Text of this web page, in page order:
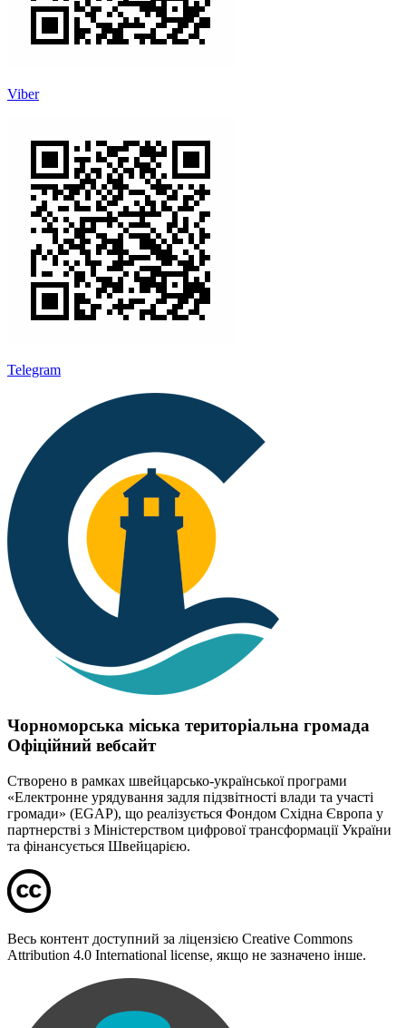
Viber
Telegram
Чорноморська міська територіальна громада
Офіційний вебсайт
Створено в рамках швейцарсько-української програми
«Електронне урядування задля підзвітності влади та участі
громади» (EGAP), що реалізується Фондом Східна Європа у
партнерстві з Міністерством цифрової трансформації України
та фінансується Швейцарією.
Весь контент доступний за ліцензією Creative Commons
Attribution 4.0 International license, якщо не зазначено інше.